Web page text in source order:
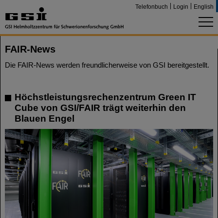
Telefonbuch Login English
FAIR-News
Die FAIR-News werden freundlicherweise von GSI bereitgestellt.
Höchstleistungsrechenzentrum Green IT
Cube von GSI/FAIR trägt weiterhin den
Blauen Engel